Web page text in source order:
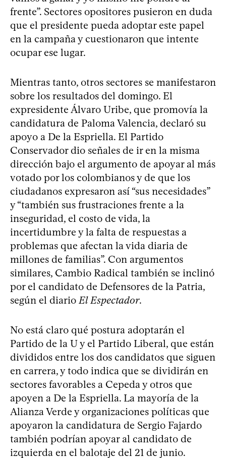
frente”. Sectores opositores pusieron en duda
que el presidente pueda adoptar este papel
en la campaña y cuestionaron que intente
ocupar ese lugar.
Mientras tanto, otros sectores se manifestaron
sobre los resultados del domingo. El
expresidente Álvaro Uribe, que promovía la
candidatura de Paloma Valencia, declaró su
apoyo a De la Espriella. El Partido
Conservador dio señales de ir en la misma
dirección bajo el argumento de apoyar al más
votado por los colombianos y de que los
ciudadanos expresaron así “sus necesidades”
y “también sus frustraciones frente a la
inseguridad, el costo de vida, la
incertidumbre y la falta de respuestas a
problemas que afectan la vida diaria de
millones de familias”. Con argumentos
similares, Cambio Radical también se inclinó
por el candidato de Defensores de la Patria,
según el diario El Espectador.
No está claro qué postura adoptarán el
Partido de la U y el Partido Liberal, que están
divididos entre los dos candidatos que siguen
en carrera, y todo indica que se dividirán en
sectores favorables a Cepeda y otros que
apoyen a De la Espriella. La mayoría de la
Alianza Verde y organizaciones políticas que
apoyaron la candidatura de Sergio Fajardo
también podrían apoyar al candidato de
izquierda en el balotaje del 21 de junio.